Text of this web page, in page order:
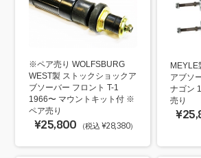
※ペア売り WOLFSBURG
WEST製 ストックショックア
ブソーバー フロント T-1
1966〜 マウントキット付 ※
ペア売り
¥25,800 （税込 ¥28,380）
MEYLE
アブソ
ナゴン
売り